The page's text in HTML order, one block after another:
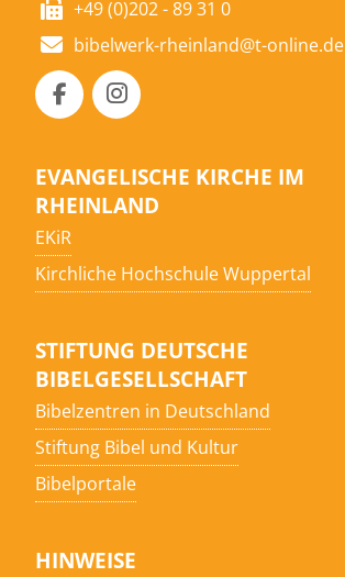
+49 (0)202 - 89 31 0
bibelwerk-rheinland@t-online.de
EVANGELISCHE KIRCHE IM
RHEINLAND
EKiR
Kirchliche Hochschule Wuppertal
STIFTUNG DEUTSCHE
BIBELGESELLSCHAFT
Bibelzentren in Deutschland
Stiftung Bibel und Kultur
Bibelportale
HINWEISE